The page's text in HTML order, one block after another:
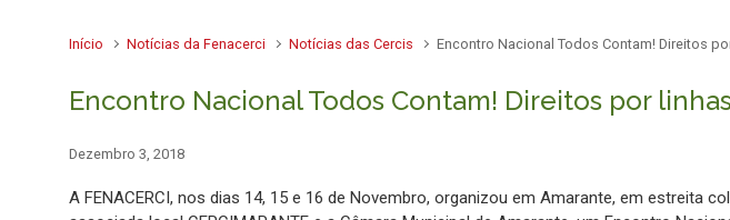
Início Notícias da Fenacerci Notícias das Cercis Encontro Nacional Todos Contam! Direitos
Encontro Nacional Todos Contam! Direitos por
Dezembro 3, 2018
A FENACERCI, nos dias 14, 15 e 16 de Novembro, organizou em Amarante, em estreita